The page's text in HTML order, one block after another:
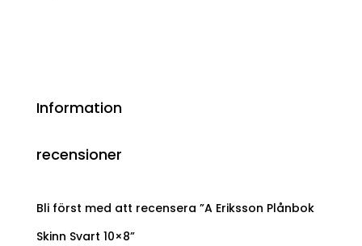
Information
recensioner
Bli först med att recensera ”A Eriksson Plånbok
Skinn Svart 10×8”